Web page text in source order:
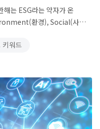
키워드
는 ESG라는 약자가 온
환경), Social(사회),
치는 영향을 측정합니다.
소들은 …